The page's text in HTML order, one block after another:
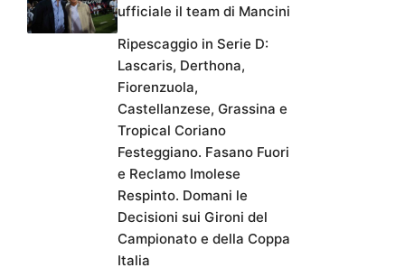
ufficiale il team di Mancini
Ripescaggio in Serie D:
Lascaris, Derthona,
Fiorenzuola,
Castellanzese, Grassina e
Tropical Coriano
Festeggiano. Fasano Fuori
e Reclamo Imolese
Respinto. Domani le
Decisioni sui Gironi del
Campionato e della Coppa
Italia